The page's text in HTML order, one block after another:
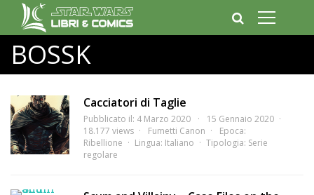
BOSSK
Cacciatori di Taglie
Pubblicato il: 4 Marzo 2020
15 Gennaio 2020
18.177 views
Fumetti Canon
Epoca:
Ribellione
Lingua: Italiano Tipologia: Serie
regolare